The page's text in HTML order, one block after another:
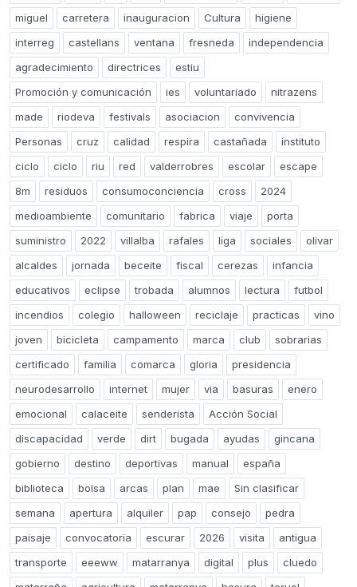
miguel
carretera inauguracion Cultura
higiene
interreg
castellans ventana fresneda
independencia
agradecimiento
directrices
estiu
Promoción y comunicación
ies voluntariado
nitrazens
made
riodeva festivals asociacion
convivencia
Personas
cruz calidad respira castañada
instituto
ciclo
ciclo riu red valderrobres escolar
escape
8m
residuos consumoconciencia cross
2024
medioambiente
comunitario fabrica viaje
porta
suministro
2022 villalba rafales liga sociales
olivar
alcaldes
jornada beceite fiscal cerezas
infancia
educativos
eclipse trobada alumnos lectura
futbol
incendios
colegio halloween reciclaje practicas
vino
joven
bicicleta campamento marca club
sobrarias
certificado
familia comarca gloria
presidencia
neurodesarrollo
internet mujer via basuras
enero
emocional
calaceite senderista
Acción Social
discapacidad
verde dirt bugada ayudas
gincana
gobierno
destino deportivas manual
españa
biblioteca
bolsa arcas plan mae
Sin clasificar
semana
apertura alquiler pap consejo
pedra
paisaje
convocatoria escurar 2026 visita
antigua
transporte
eeeww matarranya digital plus
cluedo